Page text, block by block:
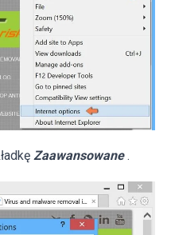
Zaawansowane .